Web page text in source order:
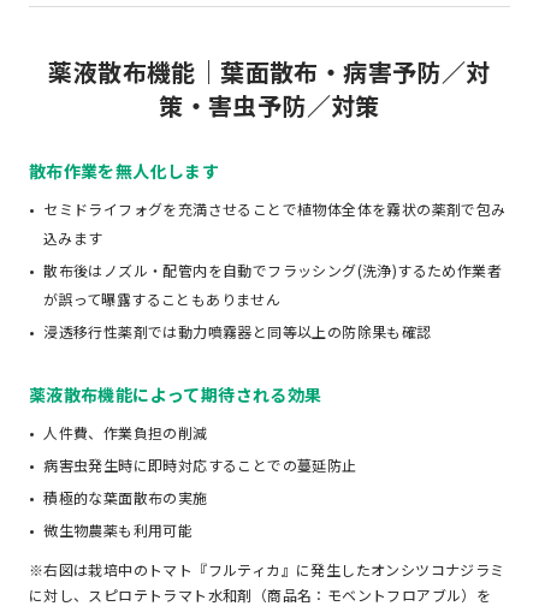
薬液散布機能｜葉面散布・病害予防／対
策・害虫予防／対策
散布作業を無人化します
セミドライフォグを充満させることで植物体全体を霧状の薬剤で包み
込みます
散布後はノズル・配管内を自動でフラッシング(洗浄)するため作業者
が誤って曝露することもありません
浸透移行性薬剤では動力噴霧器と同等以上の防除果も確認
薬液散布機能によって期待される効果
人件費、作業負担の削減
病害虫発生時に即時対応することでの蔓延防止
積極的な葉面散布の実施
微生物農薬も利用可能
※右図は栽培中のトマト『フルティカ』に発生したオンシツコナジラミ
に対し、スピロテトラマト水和剤（商品名：モベントフロアブル）を